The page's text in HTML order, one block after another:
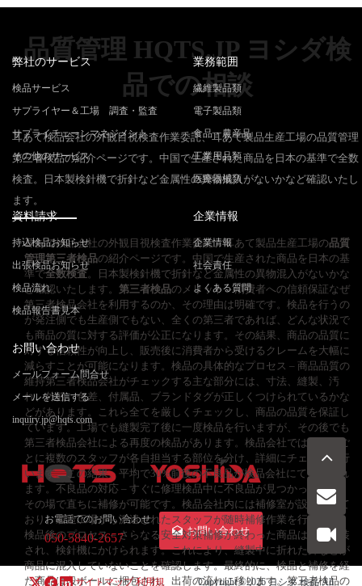
品質管理 HQTS.JP ヨシダ検
品での相談
耳あて検品会社の外観目視検査作業委託、耳あて製品生産工場の品質管理
第三者検品の紹介ページです。中国で生産された商品を日本の基準で全数
検査。日本製検針機で折針など金属性の異物混入がないかなど確認いたし
ます。
耳あて検品会社の外観目視検査作業委託、耳あて製品生産工場の品質
管理第三者検品の紹介ページです。中国で生産された商品を日本の基
準で全数検査。日本製検針機で折針など金属性の異物混入がないかな
ど確認いたします。 第三者検品のメリット – 消費者への信頼保証なぜ
第三者検品会社を利用するのか、その理由は明確です。検品を行うの
が発注側でも生産側でもない、全くの第三者であれば、どんな状況で
も商品の質に対する評価が公正になります。その結果、商品の品質に
対する信頼性が向上し、販売後に消費者から受けるクレームを大幅に
減らすことが可能になります。検品の具体的なプロセス – 商品品質の
維持第三者検品会社がチェックする主な部分には、寸法、縫製、汚
れ、外観、色差、付属品、ブランドタグが正しくつけられているかな
どがあります。これら全てを厳しくチェックし、商品の品質を保証し
ています。工場でも縫製完了後に一度検品を行いますが、その後でも
第三者検品会社による再度の検品があります。検品会社では、商品ご
とに複数のスタッフが各自担当する部位を分け、詳細にチェックを行
います。この結果、平均で30%前後の不良品が検品会社にて発見され
ます。不良品の対応 – すぐに修理検品中に不良品が見つかった場合、
その場で直ちに補修が可能です。検品会社内には補修室が設けられて
おり、製造工場から派遣されたスタッフが随時補修作業を行います。
検品後のプロセス – さらなる安全対策補修が終わった商品は個別包装
され、検針機にかけられます。これにより、縫製中に折れた針などが
商品に混入していないことを確認します。最終的に、検品と補修を経
た商品は段ボールに梱包され、出荷の流れに移ります。第三者検品の
弊社のサービス
検品サービス
サプライヤー＆工場 調査・監査
サプライチェーンマネジメント
その他のサービス
業務範囲
繊維製品類
電子製品類
食品・農産品
工業用品類
医療器械類
資料請求
持込検品お知らせ
出張検品お知らせ
検品流れ
検品報告書見本
企業情報
企業情報
社会責任
よくある質問
お問い合わせ
メールフォーム問合せ
メールを送信する
inquiry.jp@hqts.com
お電話でのお問い合わせ
050-5840-2657
お問い合わせ
サイトマップ 利用規 Copyright ©2026ヨシダ 検品All